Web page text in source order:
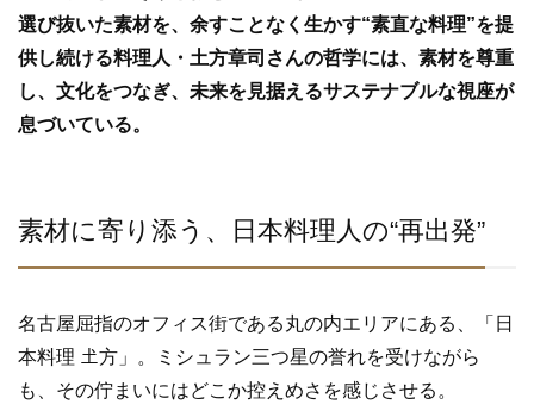
選び抜いた素材を、余すことなく生かす“素直な料理”を提
供し続ける料理人・土方章司さんの哲学には、素材を尊重
し、文化をつなぎ、未来を見据えるサステナブルな視座が
息づいている。
素材に寄り添う、日本料理人の“再出発”
名古屋屈指のオフィス街である丸の内エリアにある、「日
本料理 𡈽方」。ミシュラン三つ星の誉れを受けながら
も、その佇まいにはどこか控えめさを感じさせる。